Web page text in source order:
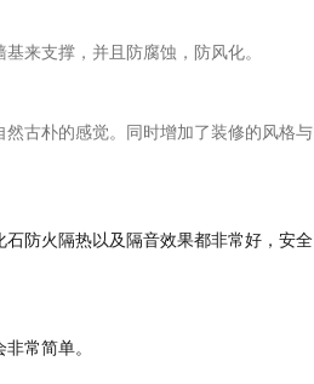
来支撑，并且防腐蚀，防风化。
古朴的感觉。同时增加了装修的风格与
防火隔热以及隔音效果都非常好，安全
常简单。